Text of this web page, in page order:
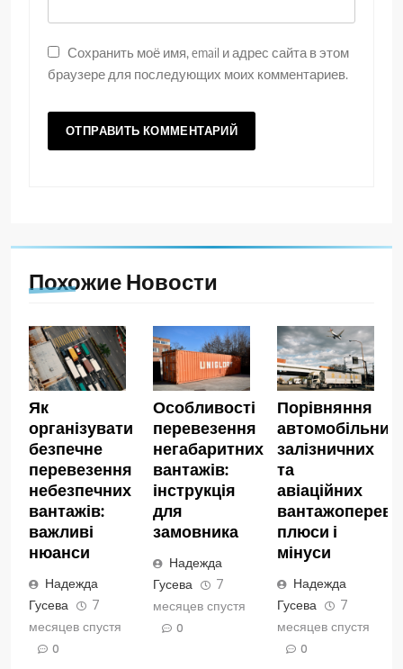
Сохранить моё имя, email и адрес сайта в этом
браузере для последующих моих комментариев.
Похожие Новости
Як
організувати
безпечне
перевезення
небезпечних
вантажів:
важливі
нюанси
Надежда
Гусева
7
месяцев спустя
0
Особливості
перевезення
негабаритних
вантажів:
інструкція
для
замовника
Надежда
Гусева
7
месяцев спустя
0
Порівняння
автомобільних,
залізничних
та
авіаційних
плюси і
мінуси
Надежда
Гусева
7
месяцев спустя
0